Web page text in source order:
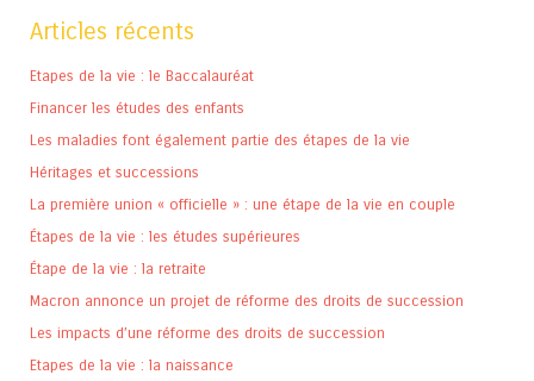
Articles récents
Etapes de la vie : le Baccalauréat
Financer les études des enfants
Les maladies font également partie des étapes de la vie
Héritages et successions
La première union « officielle » : une étape de la vie en couple
Étapes de la vie : les études supérieures
Étape de la vie : la retraite
Macron annonce un projet de réforme des droits de succession
Les impacts d’une réforme des droits de succession
Etapes de la vie : la naissance